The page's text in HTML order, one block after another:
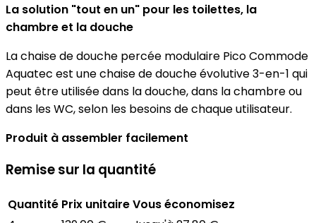
La solution "tout en un" pour les toilettes, la
chambre et la douche
La chaise de douche percée modulaire Pico Commode
Aquatec est une chaise de douche évolutive 3-en-1 qui
peut être utilisée dans la douche, dans la chambre ou
dans les WC, selon les besoins de chaque utilisateur.
Produit à assembler facilement
Remise sur la quantité
Quantité Prix unitaireVous économisez